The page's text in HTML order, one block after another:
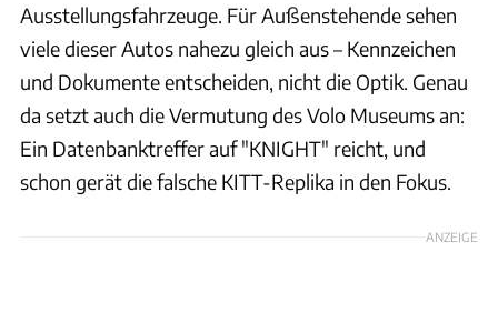
Ausstellungsfahrzeuge. Für Außenstehende sehen
viele dieser Autos nahezu gleich aus – Kennzeichen
und Dokumente entscheiden, nicht die Optik. Genau
da setzt auch die Vermutung des Volo Museums an:
Ein Datenbanktreffer auf "KNIGHT" reicht, und
schon gerät die falsche KITT-Replika in den Fokus.
ANZEIGE